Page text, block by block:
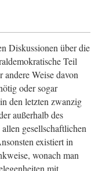
Diskussionen über die
Teil
Weise davon
oder sogar
den letzten zwanzig
außerhalb des
gesellschaftlichen
existiert in
wonach man
mit